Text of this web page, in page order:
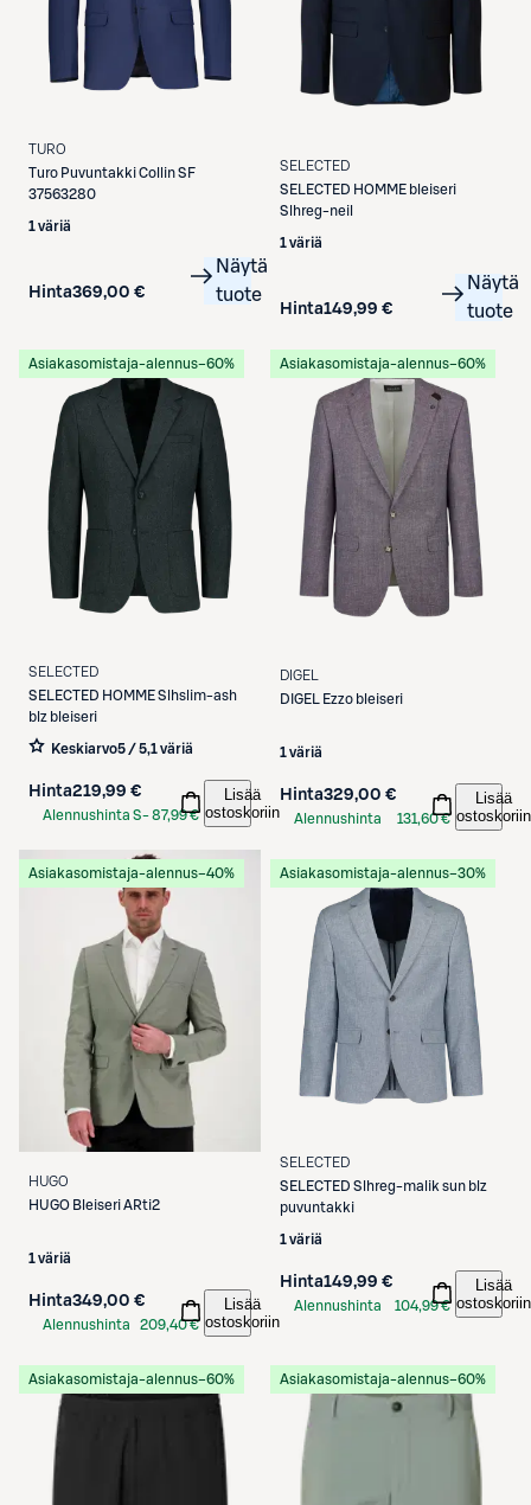
TURO
Turo Puvuntakki Collin SF
37563280
1 väriä
Hinta369,00 €
Näytä
tuote
SELECTED
SELECTED HOMME bleiseri
Slhreg-neil
1 väriä
Hinta149,99 €
Näytä
tuote
Asiakasomistaja-alennus−60%
SELECTED
SELECTED HOMME Slhslim-ash
blz bleiseri
Keskiarvo5 / 5,1 väriä
Hinta219,99 €
Alennushinta S-87,99 €
Lisää
ostoskoriin
Asiakasomistaja-alennus−60%
DIGEL
DIGEL
Ezzo bleiseri
1 väriä
Hinta329,00 €
Alennushinta
131,60 €
Lisää
ostoskoriin
Asiakasomistaja-alennus−40%
HUGO
HUGO Bleiseri ARti2
1 väriä
Hinta349,00 €
Alennushinta
209,40 €
Lisää
ostoskoriin
Asiakasomistaja-alennus−30%
SELECTED
SELECTED Slhreg-malik sun blz
puvuntakki
1 väriä
Hinta149,99 €
Alennushinta
104,99 €
Lisää
ostoskoriin
Asiakasomistaja-alennus−60% Asiakasomistaja-alennus−60%